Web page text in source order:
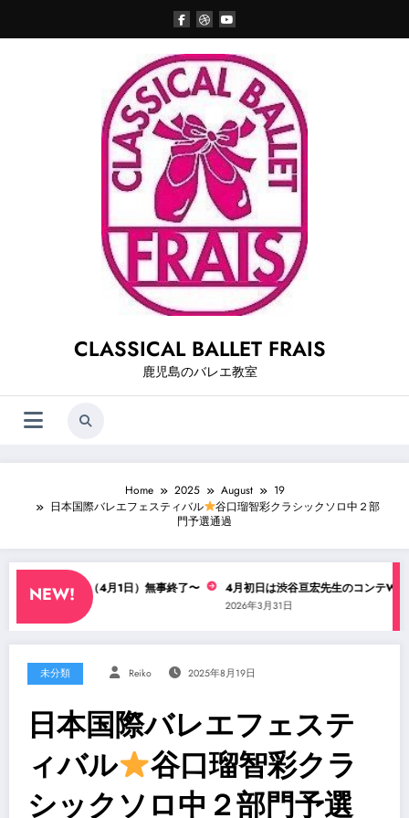
content
CLASSICAL BALLET FRAIS
鹿児島のバレエ教室
Home 2025 August
19
日本国際バレエフェスティバル
谷口瑠智彩クラシックソロ中２部
門予選通過
NEW!
先生WS（4月1日）無事終了〜 4月初日は渋谷亘宏先生のコンテWS！
2026年3月31日
未分類 Reiko 2025年8月19日
日本国際バレエフェステ
ィバル
谷口瑠智彩クラ
シックソロ中２部門予選